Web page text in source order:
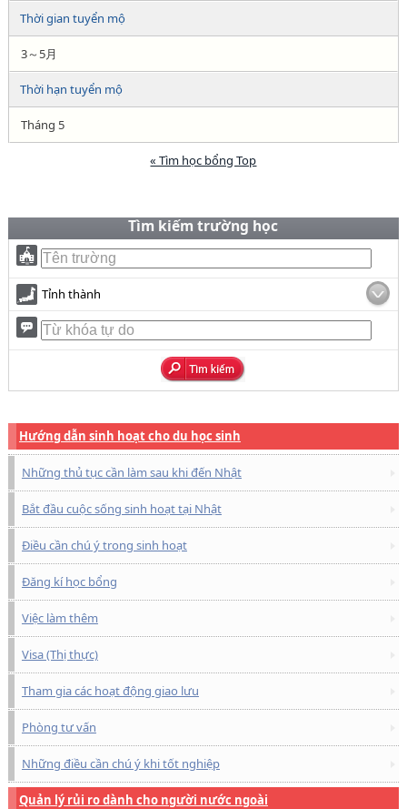
Thời gian tuyển mộ
3～5月
Thời hạn tuyển mộ
Tháng 5
« Tìm học bổng Top
Tìm kiếm trường học
Tỉnh thành
Hướng dẫn sinh hoạt cho du học sinh
Những thủ tục cần làm sau khi đến Nhật
Bắt đầu cuộc sống sinh hoạt tại Nhật
Điều cần chú ý trong sinh hoạt
Đăng kí học bổng
Việc làm thêm
Visa (Thị thực)
Tham gia các hoạt động giao lưu
Phòng tư vấn
Những điều cần chú ý khi tốt nghiệp
Quản lý rủi ro dành cho người nước ngoài